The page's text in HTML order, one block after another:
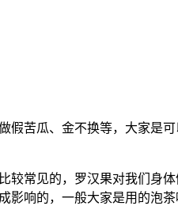
瓜、金不换等，大家是
常见的，罗汉果对我们身
响的，一般大家是用的泡